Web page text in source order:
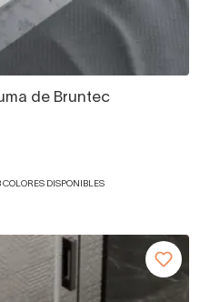
de Bruntec
COLORES DISPONIBLES